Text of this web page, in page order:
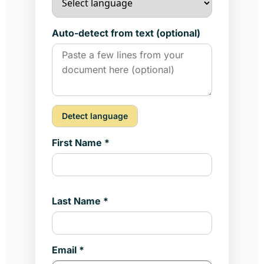
Auto-detect from text (optional)
Detect language
First Name *
Last Name *
Email *